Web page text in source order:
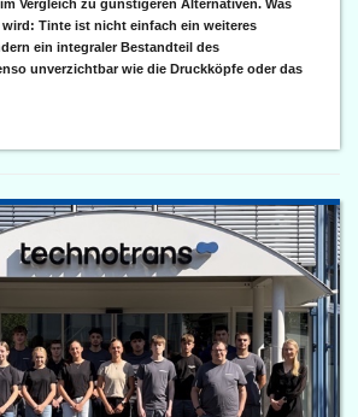
Vergleich zu günstigeren Alternativen. Was
Tinte ist nicht einfach ein weiteres
ein integraler Bestandteil des
unverzichtbar wie die Druckköpfe oder das